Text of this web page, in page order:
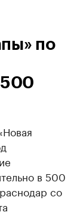
по
в 500
со